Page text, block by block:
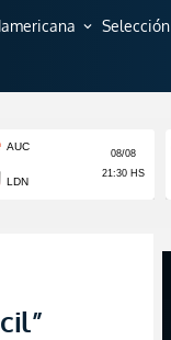
expand_more Selección